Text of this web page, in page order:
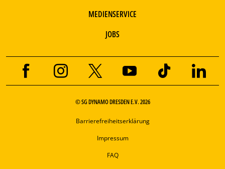
MEDIENSERVICE
JOBS
© SG DYNAMO DRESDEN E.V. 2026
Barrierefreiheitserklärung
Impressum
FAQ